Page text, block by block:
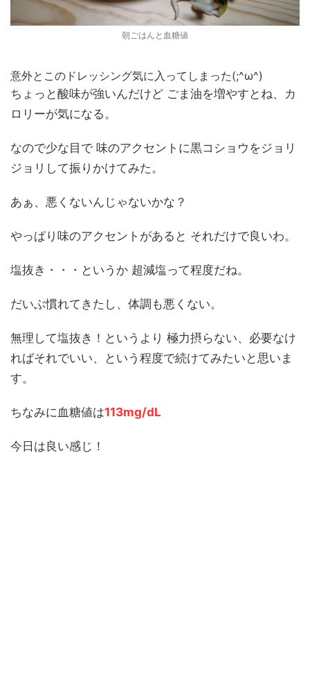
朝ごはんと血糖値
意外とこのドレッシング気に入ってしまった(;^ω^)
ちょっと酸味が強いんだけど ごま油を増やすとね、カ
ロリーが気になる。
なので少な目で 味のアクセントに黒コショウをジョリ
ジョリして振りかけてみた。
あぁ、悪くないんじゃないかな？
やっぱり味のアクセントがあると それだけで良いわ。
塩抜き・・・というか 超減塩って程度だね。
だいぶ慣れてきたし、体調も悪くない。
無理して塩抜き！というより 極力摂らない、必要なけ
ればそれでいい、という程度で続けてみたいと思いま
す。
ちなみに血糖値は113mg/dL
今日は良い感じ！